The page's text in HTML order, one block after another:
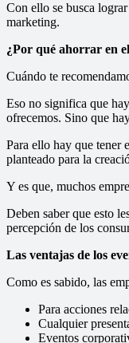
Con ello se busca
marketing.
¿Por qué ahorrar en el
Cuándo te
Eso no significa que
ofrecemos. Sino que
Para ello hay que tener
planteado para la
Y es que, muchos
Deben saber que esto
percepción de los
Las ventajas de los
Como es sabido, las
Para acciones
Cualquier
Eventos